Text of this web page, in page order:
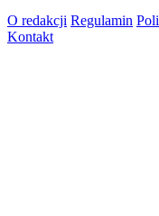
O redakcji Regulamin
Kontakt